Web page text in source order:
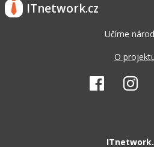
ITnetwork.cz
Učíme
O